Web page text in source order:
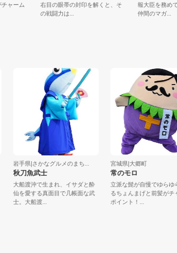
がチャーム
右目の眼帯の封印を解くと、そ
の戦闘力は...
報大臣を
仲間のマガ
岩手県|さかなグルメのまち...
秋刀魚武士
大船渡沖で生まれ、イサダと酔
仙を愛する真面目で几帳面な武
士。大船渡...
宮城県|大郷町
常のモロ
立派な髭が自慢でゆらゆら揺
るちょんまげと前髪がチャー
ポイント！...